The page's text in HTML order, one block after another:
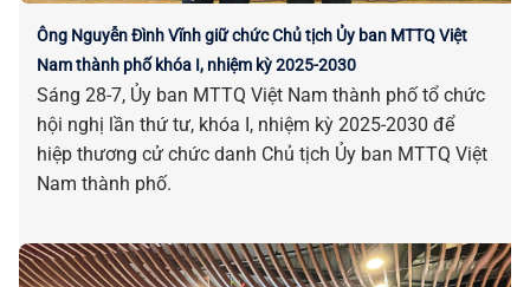
Ông Nguyễn Đình Vĩnh giữ chức Chủ tịch Ủy ban MTTQ Việt
Nam thành phố khóa I, nhiệm kỳ 2025-2030
Sáng 28-7, Ủy ban MTTQ Việt Nam thành phố tổ chức
hội nghị lần thứ tư, khóa I, nhiệm kỳ 2025-2030 để
hiệp thương cử chức danh Chủ tịch Ủy ban MTTQ Việt
Nam thành phố.